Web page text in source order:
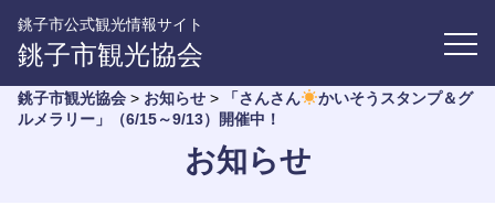
銚子市公式観光情報サイト
銚子市観光協会
銚子市観光協会 > お知らせ > 「さんさん
かいそうスタンプ＆グ
ルメラリー」（6/15～9/13）開催中！
お知らせ